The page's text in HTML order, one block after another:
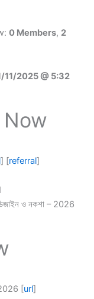
0 Members, 2
11/2025 @ 5:32
] [referral]
ও নকশা – 2026
2026 [url]